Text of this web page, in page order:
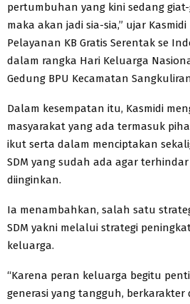
pertumbuhan yang kini sedang
maka akan jadi sia-sia,” ujar
Pelayanan KB Gratis Serentak se
dalam rangka Hari Keluarga
Gedung BPU Kecamatan
Dalam kesempatan itu, Kasmidi
masyarakat yang ada termasuk
ikut serta dalam menciptakan
SDM yang sudah ada agar
diinginkan.
Ia menambahkan, salah satu
SDM yakni melalui strategi
keluarga.
“Karena peran keluarga begitu
generasi yang tangguh, berkarakter